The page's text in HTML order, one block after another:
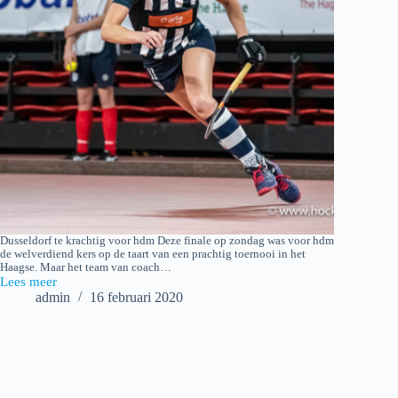
Dusseldorf te krachtig voor hdm Deze finale op zondag was voor hdm
de welverdiend kers op de taart van een prachtig toernooi in het
Haagse. Maar het team van coach…
Lees meer
2020-
admin 16 februari 2020